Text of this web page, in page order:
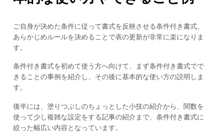
ご自身が決めた条件に従って書式を反映させる条件付き書式、
あらかじめルールを決めることで表の更新が非常に楽になりま
す。
条件付き書式を初めて使う方へ向けて、まず条件付き書式でで
きることの事例を紹介し、その後に基本的な使い方の説明しま
す。
後半には、塗りつぶしのちょっとした小技の紹介から、関数を
使って少し複雑な設定をする記事の紹介まで、条件付き書式に
絞った幅広い内容となっています。